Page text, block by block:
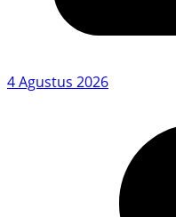
4 Agustus 2026